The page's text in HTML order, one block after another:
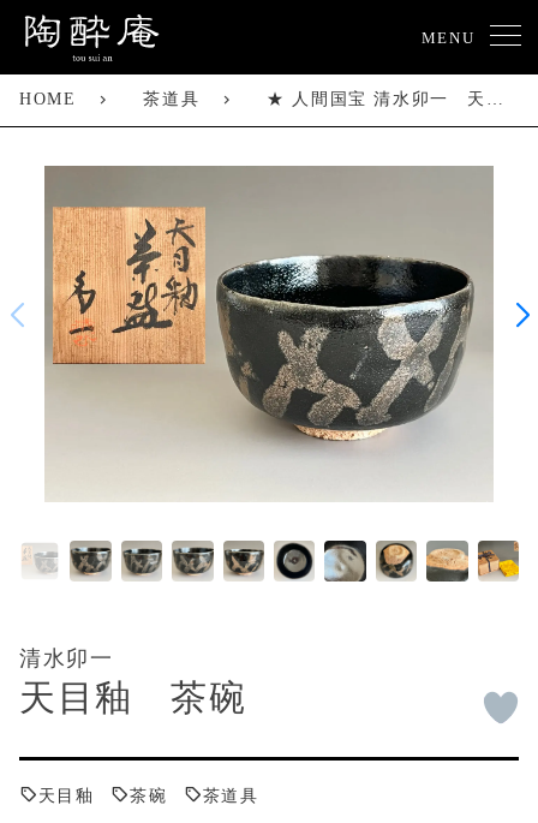
MENU
HOME 茶道具 ★ 人間国宝 清水卯一 天目釉 茶碗 茶道具
清水卯一
天目釉 茶碗
天目釉 茶碗 茶道具